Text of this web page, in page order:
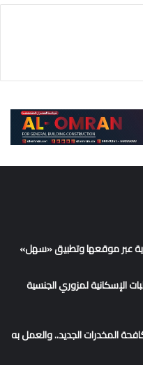
عبر موقعها وتطبيق «سهل»
الإسكانية لمزوري الجنسية
المخدرات الجديد.. والعمل به